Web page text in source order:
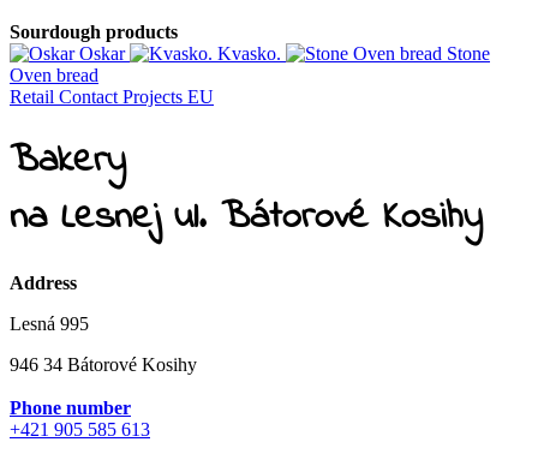
Sourdough products
Oskar
Kvasko.
Stone
Oven bread
Retail Contact Projects EU
Bakery
na Lesnej ul. Bátorové Kosihy
Address
Lesná 995
946 34 Bátorové Kosihy
Phone number
+421 905 585 613